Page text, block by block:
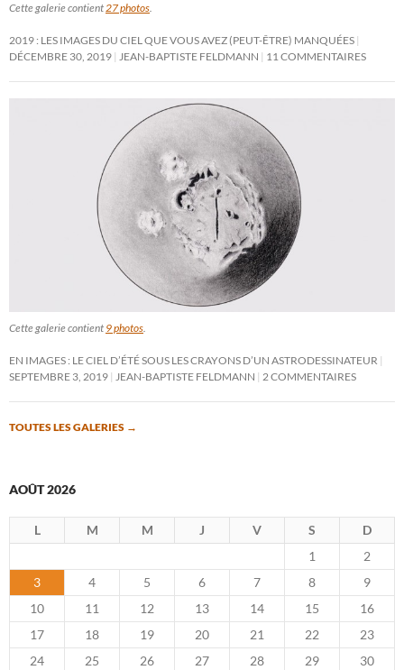
Cette galerie contient27 photos.
2019 : LES IMAGES DU CIEL QUE VOUS AVEZ (PEUT-ÊTRE) MANQUÉES
DÉCEMBRE 30, 2019 JEAN-BAPTISTE FELDMANN 11 COMMENTAIRES
Cette galerie contient 9 photos.
EN IMAGES : LE CIEL D’ÉTÉ SOUS LES CRAYONS D’UN ASTRODESSINATEUR
SEPTEMBRE 3, 2019 JEAN-BAPTISTE FELDMANN 2 COMMENTAIRES
TOUTES LES GALERIES →
AOÛT 2026
L M M J V S
D
1
2
3
4 5 6 7 8
9
10
11 12 13 14 15
16
17
18 19 20 21 22
23
24
25 26 27 28 29
30